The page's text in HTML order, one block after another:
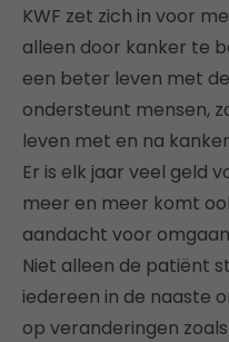
KWF zet zich in voor
alleen door kanker te
een beter leven met
ondersteunt mensen,
leven met en na
Er is elk jaar veel geld
meer en meer komt
aandacht voor
Niet alleen de patiënt
iedereen in de naaste
op veranderingen